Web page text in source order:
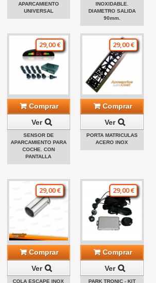
APARCAMIENTO
UNIVERSAL
INOXIDABLE.
DIAMETRO SALIDA
90mm.
29,00 €
Comprar
Ver
SENSOR DE
APARCAMIENTO PARA
COCHE. CON
PANTALLA
29,00 €
Comprar
Ver
PORTA MATRICULAS
ACERO INOX
29,00 €
Comprar
Ver
COLA ESCAPE INOX
29,00 €
Comprar
Ver
PARK TRONIC - KIT